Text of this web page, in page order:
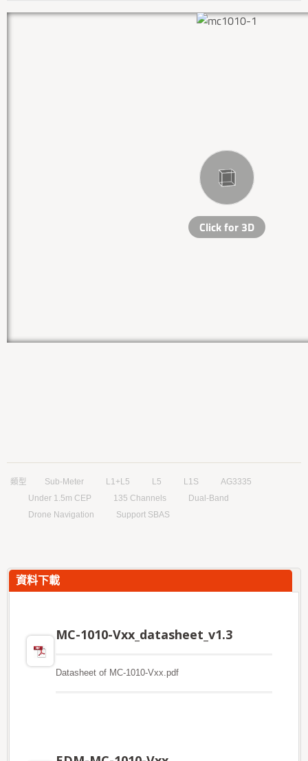
類型 Sub-Meter L1+L5 L5 L1S
AG3335
Under 1.5m CEP
135 Channels
Dual-Band
Drone Navigation
Support SBAS
資料下載
MC-1010-Vxx_datasheet_v1.3
Datasheet of MC-1010-Vxx.pdf